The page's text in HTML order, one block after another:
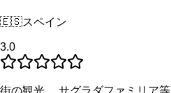
🇪🇸スペイン
3.0